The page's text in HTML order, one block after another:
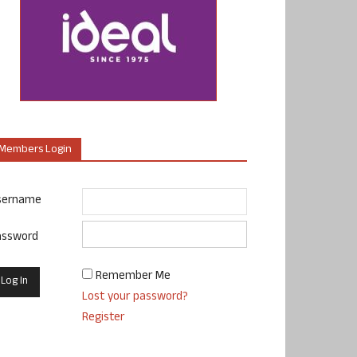
Login
Remember Me
Lost your password?
Register